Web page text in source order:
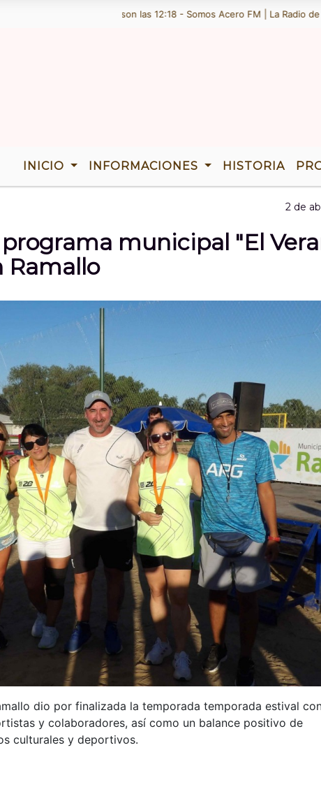
Agosto de 2026 y son las 12:18 - Somos Acero FM | La Radio de Ramallo
INICIO INFORMACIONES HISTORIA
2 de
municipal "El
Ramallo
dio por finalizada la temporada temporada estival
y colaboradores, así como un balance positivo de
culturales y deportivos.